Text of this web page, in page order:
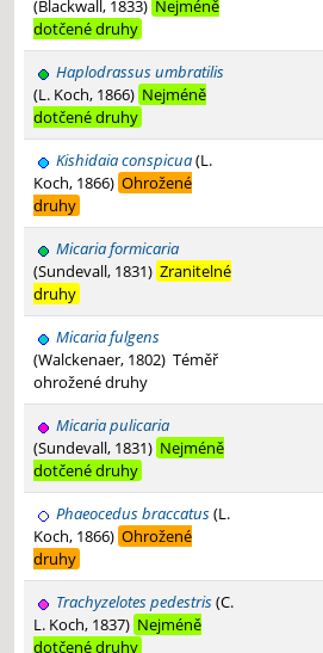
(Blackwall, 1833) Nejméně
dotčené druhy
Haplodrassus umbratilis
(L. Koch, 1866) Nejméně
dotčené druhy
Kishidaia conspicua(L.
Koch, 1866) Ohrožené
druhy
Micaria formicaria
(Sundevall, 1831) Zranitelné
druhy
Micaria fulgens
(Walckenaer, 1802) Téměř
ohrožené druhy
Micaria pulicaria
(Sundevall, 1831) Nejméně
dotčené druhy
Phaeocedus braccatus(L.
Koch, 1866) Ohrožené
druhy
Trachyzelotes pedestris(C.
L. Koch, 1837) Nejméně
dotčené druhy